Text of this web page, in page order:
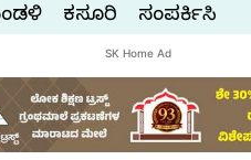
ಕಸ್ತೂರಿ ಸಂಪರ್ಕಿಸಿ
SK Home Ad